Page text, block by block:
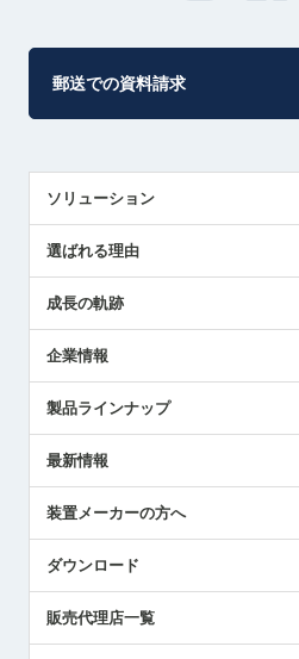
郵送での資料請求
ソリューション
解決策提案
選ばれる理由
成長の軌跡
企業情報
ごあいさつ
受賞履歴
採用情報
国/地域/言語
製品ラインナップ
ツールセッタ製品
エアマイクロセンサ製品
最新情報
メトロールの技術
社員ブログ
中小企業のBCP地震対策
センサのテクニカルガイド
装置メーカーの方へ
ダウンロード
販売代理店一覧